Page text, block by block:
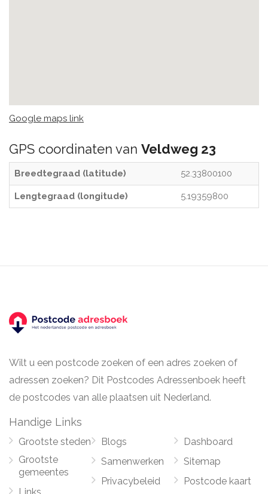
Google maps link
GPS coordinaten van Veldweg 23
Breedtegraad (latitude) 52.33800100
Lengtegraad (longitude) 5.19359800
Wilt u een postcode zoeken of een adres zoeken of
adressen zoeken? Dit Postcodes Adressenboek heeft
de postcodes van alle plaatsen uit Nederland.
Handige Links
Grootste steden
Grootste
gemeentes
Blogs
Samenwerken
Privacybeleid
Dashboard
Sitemap
Postcode kaart